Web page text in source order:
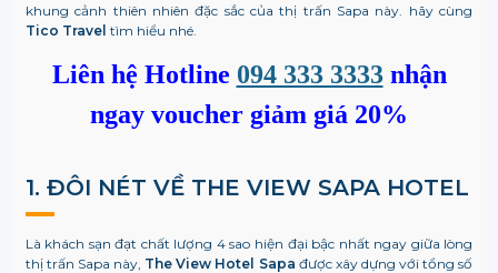
khung cảnh thiên nhiên đặc sắc của thị trấn Sapa này.
hãy cùng
Tico Travel tìm hiểu nhé.
Liên hệ Hotline 094 333 3333 nhận
ngay voucher giảm giá 20%
1. ĐÔI NÉT VỀ THE VIEW SAPA HOTEL
Là khách sạn đạt chất lượng 4 sao hiện đại bậc nhất ngay giữa lòng
thị trấn Sapa này, The View Hotel Sapa được xây dựng với tổng số